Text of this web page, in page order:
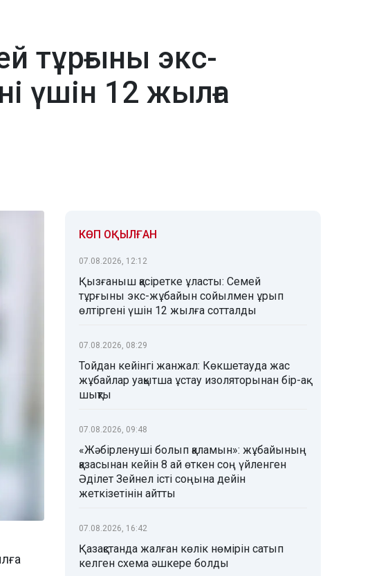
тұрғыны экс-
үшін 12 жылға
КӨП ОҚЫЛҒАН
07.08.2026, 12:12
Қызғаныш қасіретке ұласты: Семей
тұрғыны экс-жұбайын сойылмен ұрып
өлтіргені үшін 12 жылға сотталды
07.08.2026, 08:29
Тойдан кейінгі жанжал: Көкшетауда жас
жұбайлар уақытша ұстау изоляторынан бір-ақ
шықты
07.08.2026, 09:48
«Жәбірленуші болып қаламын»: жұбайының
қазасынан кейін 8 ай өткен соң үйленген
Әділет Зейнел істі соңына дейін
жеткізетінін айтты
07.08.2026, 16:42
Қазақстанда жалған көлік нөмірін сатып
келген схема әшкере болды